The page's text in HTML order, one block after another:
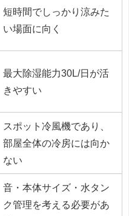
短時間でしっかり涼みた
い場面に向く
最大除湿能力30L/日が活
きやすい
スポット冷風機であり、
部屋全体の冷房には向か
ない
音・本体サイズ・水タン
ク管理を考える必要があ